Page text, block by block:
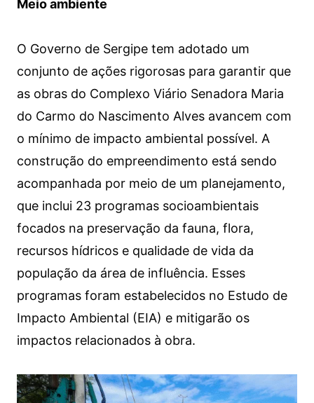
Meio ambiente
O Governo de Sergipe tem adotado um
conjunto de ações rigorosas para garantir que
as obras do Complexo Viário Senadora Maria
do Carmo do Nascimento Alves avancem com
o mínimo de impacto ambiental possível. A
construção do empreendimento está sendo
acompanhada por meio de um planejamento,
que inclui 23 programas socioambientais
focados na preservação da fauna, flora,
recursos hídricos e qualidade de vida da
população da área de influência. Esses
programas foram estabelecidos no Estudo de
Impacto Ambiental (EIA) e mitigarão os
impactos relacionados à obra.